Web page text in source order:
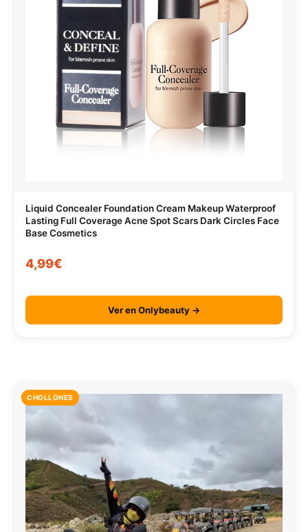
Liquid Concealer Foundation Cream Makeup Waterproof
Lasting Full Coverage Acne Spot Scars Dark Circles Face
Base Cosmetics
4,99€
Ver en Onlybeauty →
CHOLLONES